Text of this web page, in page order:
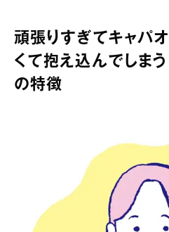
頑張りすぎてキャパ
くて抱え込んでしまう
の特徴